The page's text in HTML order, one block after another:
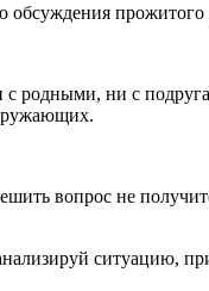
обсуждения прожитого
ни с
вопрос не